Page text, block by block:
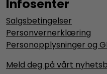
Infosenter
Salgsbetingelser
Personvernerklæring
Personopplysninger og
Meld deg på vårt